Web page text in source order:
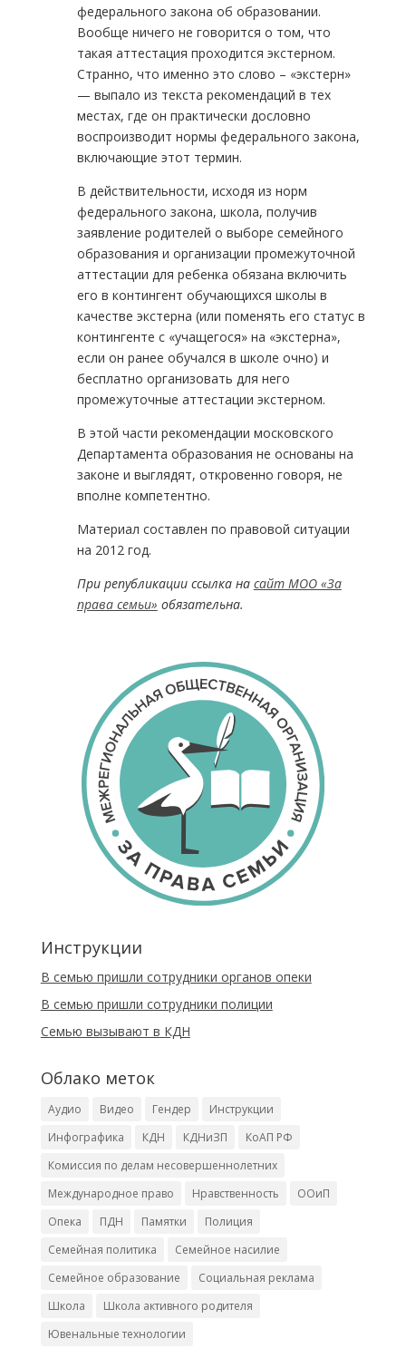
федерального закона об образовании.
Вообще ничего не говорится о том, что
такая аттестация проходится экстерном.
Странно, что именно это слово – «экстерн»
— выпало из текста рекомендаций в тех
местах, где он практически дословно
воспроизводит нормы федерального закона,
включающие этот термин.
В действительности, исходя из норм
федерального закона, школа, получив
заявление родителей о выборе семейного
образования и организации промежуточной
аттестации для ребенка обязана включить
его в контингент обучающихся школы в
качестве экстерна (или поменять его статус в
контингенте с «учащегося» на «экстерна»,
если он ранее обучался в школе очно) и
бесплатно организовать для него
промежуточные аттестации экстерном.
В этой части рекомендации московского
Департамента образования не основаны на
законе и выглядят, откровенно говоря, не
вполне компетентно.
Материал составлен по правовой ситуации
на 2012 год.
При републикации ссылка на сайт МОО «За
права семьи» обязательна.
Инструкции
В семью пришли сотрудники органов опеки
В семью пришли сотрудники полиции
Cемью вызывают в КДН
Облако меток
Аудио Видео Гендер
Инструкции
Инфографика
КДН КДНиЗП
КоАП РФ
Комиссия по делам несовершеннолетних
Международное право
Нравственность
ООиП
Опека
ПДН Памятки
Полиция
Семейная политика
Семейное насилие
Семейное образование
Социальная реклама
Школа
Школа активного родителя
Ювенальные технологии